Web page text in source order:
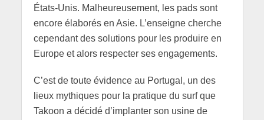
États-Unis. Malheureusement, les pads sont
encore élaborés en Asie. L’enseigne cherche
cependant des solutions pour les produire en
Europe et alors respecter ses engagements.
C’est de toute évidence au Portugal, un des
lieux mythiques pour la pratique du surf que
Takoon a décidé d’implanter son usine de